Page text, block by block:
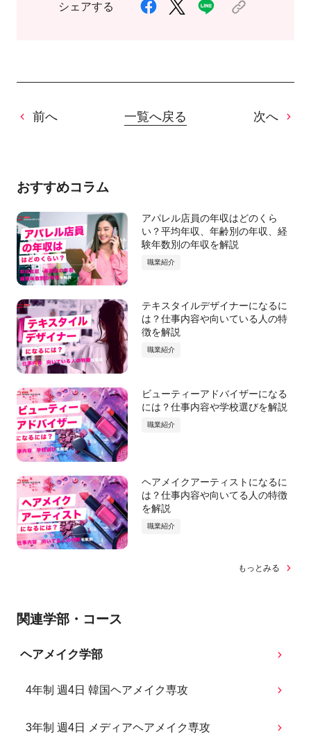
シェアする
前へ 一覧へ戻る 次へ
おすすめコラム
アパレル店員の年収はどのくら
い？平均年収、年齢別の年収、経
験年数別の年収を解説
職業紹介
テキスタイルデザイナーになるに
は？仕事内容や向いている人の特
徴を解説
職業紹介
ビューティーアドバイザーになる
には？仕事内容や学校選びを解説
職業紹介
ヘアメイクアーティストになるに
は？仕事内容や向いてる人の特徴
を解説
職業紹介
もっとみる
関連学部・コース
ヘアメイク学部
4年制 週4日 韓国ヘアメイク専攻
3年制 週4日 メディアヘアメイク専攻